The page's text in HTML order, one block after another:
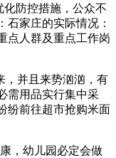
化防控措施，公众不
石家庄的实际情况：
点人群及重点工作岗
，并且来势汹汹，有
需用品实行集中采
纷前往超市抢购米面
，幼儿园必定会做